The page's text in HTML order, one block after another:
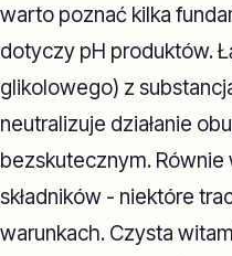
warto poznać kilka
dotyczy pH produktów.
glikolowego) z
neutralizuje działanie
bezskutecznym. Równie
składników - niektóre
warunkach. Czysta